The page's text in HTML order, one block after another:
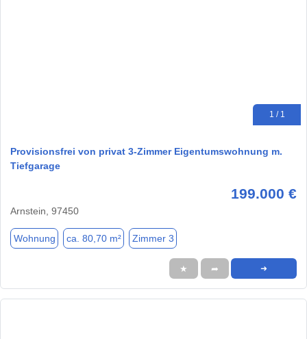
1 / 1
Provisionsfrei von privat 3-Zimmer Eigentumswohnung m.
Tiefgarage
199.000 €
Arnstein, 97450
Wohnung ca. 80,70 m² Zimmer 3
★ ➦ ➜